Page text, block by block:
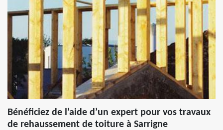
Bénéficiez de l’aide d’un expert pour vos travaux
de rehaussement de toiture à Sarrigne